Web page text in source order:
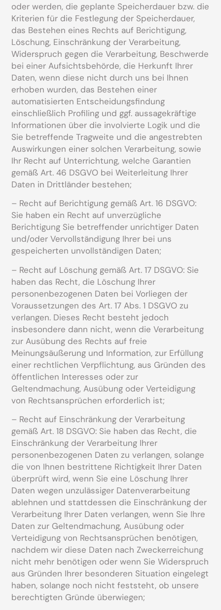
oder werden, die geplante Speicherdauer bzw. die
Kriterien für die Festlegung der Speicherdauer,
das Bestehen eines Rechts auf Berichtigung,
Löschung, Einschränkung der Verarbeitung,
Widerspruch gegen die Verarbeitung, Beschwerde
bei einer Aufsichtsbehörde, die Herkunft Ihrer
Daten, wenn diese nicht durch uns bei Ihnen
erhoben wurden, das Bestehen einer
automatisierten Entscheidungsfindung
einschließlich Profiling und ggf. aussagekräftige
Informationen über die involvierte Logik und die
Sie betreffende Tragweite und die angestrebten
Auswirkungen einer solchen Verarbeitung, sowie
Ihr Recht auf Unterrichtung, welche Garantien
gemäß Art. 46 DSGVO bei Weiterleitung Ihrer
Daten in Drittländer bestehen;
– Recht auf Berichtigung gemäß Art. 16 DSGVO:
Sie haben ein Recht auf unverzügliche
Berichtigung Sie betreffender unrichtiger Daten
und/oder Vervollständigung Ihrer bei uns
gespeicherten unvollständigen Daten;
– Recht auf Löschung gemäß Art. 17 DSGVO: Sie
haben das Recht, die Löschung Ihrer
personenbezogenen Daten bei Vorliegen der
Voraussetzungen des Art. 17 Abs. 1 DSGVO zu
verlangen. Dieses Recht besteht jedoch
insbesondere dann nicht, wenn die Verarbeitung
zur Ausübung des Rechts auf freie
Meinungsäußerung und Information, zur Erfüllung
einer rechtlichen Verpflichtung, aus Gründen des
öffentlichen Interesses oder zur
Geltendmachung, Ausübung oder Verteidigung
von Rechtsansprüchen erforderlich ist;
– Recht auf Einschränkung der Verarbeitung
gemäß Art. 18 DSGVO: Sie haben das Recht, die
Einschränkung der Verarbeitung Ihrer
personenbezogenen Daten zu verlangen, solange
die von Ihnen bestrittene Richtigkeit Ihrer Daten
überprüft wird, wenn Sie eine Löschung Ihrer
Daten wegen unzulässiger Datenverarbeitung
ablehnen und stattdessen die Einschränkung der
Verarbeitung Ihrer Daten verlangen, wenn Sie Ihre
Daten zur Geltendmachung, Ausübung oder
Verteidigung von Rechtsansprüchen benötigen,
nachdem wir diese Daten nach Zweckerreichung
nicht mehr benötigen oder wenn Sie Widerspruch
aus Gründen Ihrer besonderen Situation eingelegt
haben, solange noch nicht feststeht, ob unsere
berechtigten Gründe überwiegen;